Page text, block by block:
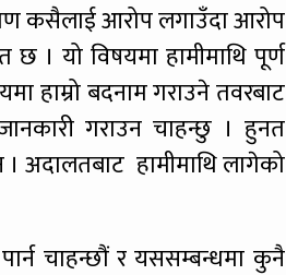
कसैलाई आरोप लगाउँदा आरोप
छ । यो विषयमा हामीमाथि पूर्ण
हाम्रो बदनाम गराउने तवरबाट
गराउन चाहन्छु । हुनत
अदालतबाट हामीमाथि लागेको
चाहन्छौं र यससम्बन्धमा कुनै